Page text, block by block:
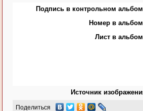
Подпись в контрольном
Номер в
Лист в
Источник
Поделиться